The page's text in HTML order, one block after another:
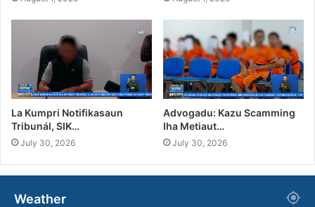
La Kumpri Notifikasaun
Tribunál, SIK…
July 30, 2026
Advogadu: Kazu Scamming
Iha Metiaut…
July 30, 2026
Weather